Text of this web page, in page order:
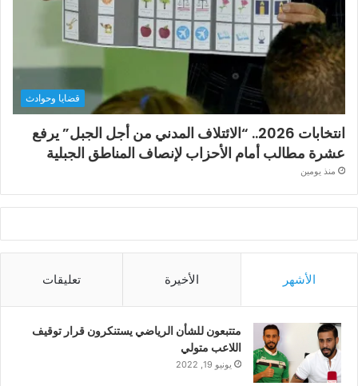
قضايا وحوادث
انتخابات 2026.. “الائتلاف المدني من أجل الجبل” يرفع
عشرة مطالب أمام الأحزاب لإنصاف المناطق الجبلية
منذ يومين
الأشهر الأخيرة تعليقات
متتبعون للشأن الرياضي يستنكرون قرار توقيف
اللاعب متولي
يونيو 19, 2022